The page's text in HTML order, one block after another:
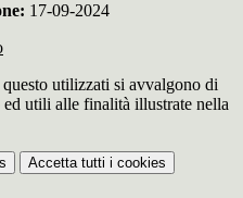
17-09-2024
utilizzati si avvalgono di
utili alle finalità illustrate nella
Accetta tutti i cookies